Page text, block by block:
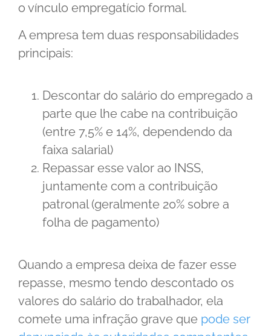
o vínculo empregatício formal.
A empresa tem duas responsabilidades
principais:
Descontar do salário do empregado a
parte que lhe cabe na contribuição
(entre 7,5% e 14%, dependendo da
faixa salarial)
Repassar esse valor ao INSS,
juntamente com a contribuição
patronal (geralmente 20% sobre a
folha de pagamento)
Quando a empresa deixa de fazer esse
repasse, mesmo tendo descontado os
valores do salário do trabalhador, ela
comete uma infração grave que pode ser